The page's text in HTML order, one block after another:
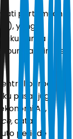
pertemuan
4), yang
bunga
data inflasi
berbagai
pasar juga
AS,
data
periode